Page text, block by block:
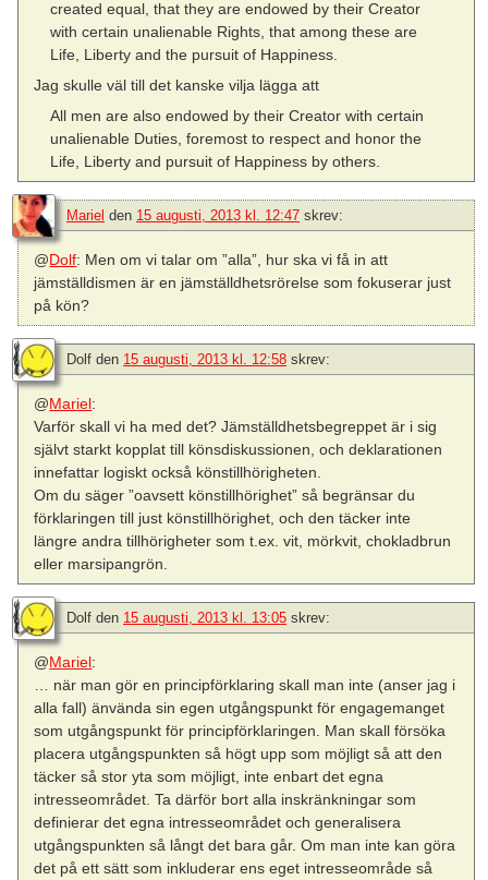
created equal, that they are endowed by their Creator
with certain unalienable Rights, that among these are
Life, Liberty and the pursuit of Happiness.
Jag skulle väl till det kanske vilja lägga att
All men are also endowed by their Creator with certain
unalienable Duties, foremost to respect and honor the
Life, Liberty and pursuit of Happiness by others.
Mariel den 15 augusti, 2013 kl. 12:47 skrev:
@Dolf: Men om vi talar om ”alla”, hur ska vi få in att
jämställdismen är en jämställdhetsrörelse som fokuserar just
på kön?
Dolf den 15 augusti, 2013 kl. 12:58 skrev:
@Mariel:
Varför skall vi ha med det? Jämställdhetsbegreppet är i sig
självt starkt kopplat till könsdiskussionen, och deklarationen
innefattar logiskt också könstillhörigheten.
Om du säger ”oavsett könstillhörighet” så begränsar du
förklaringen till just könstillhörighet, och den täcker inte
längre andra tillhörigheter som t.ex. vit, mörkvit, chokladbrun
eller marsipangrön.
Dolf den 15 augusti, 2013 kl. 13:05 skrev:
@Mariel:
… när man gör en principförklaring skall man inte (anser jag i
alla fall) änvända sin egen utgångspunkt för engagemanget
som utgångspunkt för principförklaringen. Man skall försöka
placera utgångspunkten så högt upp som möjligt så att den
täcker så stor yta som möjligt, inte enbart det egna
intresseområdet. Ta därför bort alla inskränkningar som
definierar det egna intresseområdet och generalisera
utgångspunkten så långt det bara går. Om man inte kan göra
det på ett sätt som inkluderar ens eget intresseområde så